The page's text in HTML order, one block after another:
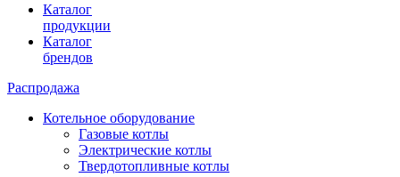
Каталог
продукции
Каталог
брендов
Распродажа
Котельное оборудование
Газовые котлы
Электрические котлы
Твердотопливные котлы